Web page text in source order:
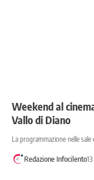
Weekend al
Vallo di Diano
La programmazione nelle sale
Redazione Infocilento